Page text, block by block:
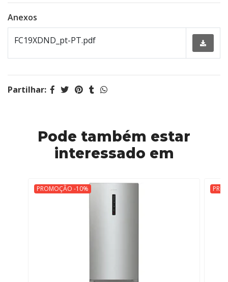
Anexos
FC19XDND_pt-PT.pdf
Partilhar:
Pode também estar
interessado em
PROMOÇÃO -10%